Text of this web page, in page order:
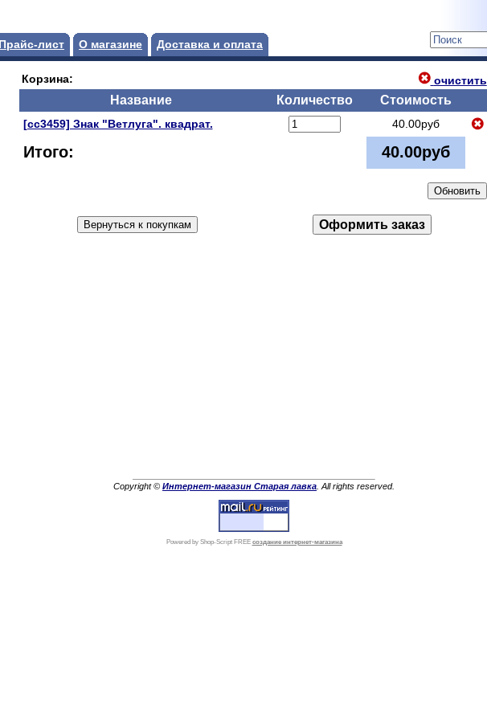
Прайс-лист О магазине Доставка и оплата
Корзина: очистить
Название Количество Стоимость
[сс3459] Знак "Ветлуга". квадрат. 40.00руб
Итого: 40.00руб
Copyright © Интернет-магазин Старая лавка . All rights reserved.
Powered by Shop-Script FREE создание интернет-магазина